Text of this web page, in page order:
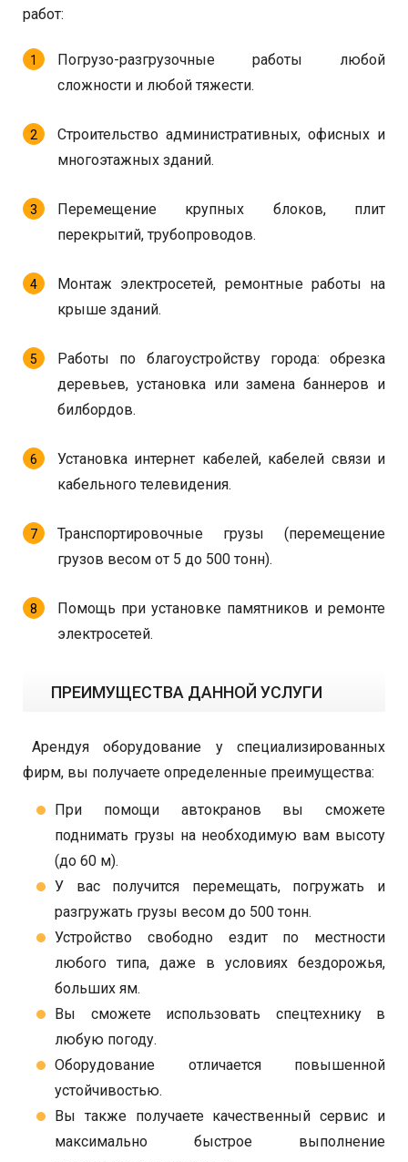
работ:
Погрузо-разгрузочные работы любой
сложности и любой тяжести.
Строительство административных, офисных и
многоэтажных зданий.
Перемещение крупных блоков, плит
перекрытий, трубопроводов.
Монтаж электросетей, ремонтные работы на
крыше зданий.
Работы по благоустройству города: обрезка
деревьев, установка или замена баннеров и
билбордов.
Установка интернет кабелей, кабелей связи и
кабельного телевидения.
Транспортировочные грузы (перемещение
грузов весом от 5 до 500 тонн).
Помощь при установке памятников и ремонте
электросетей.
ПРЕИМУЩЕСТВА ДАННОЙ УСЛУГИ
Арендуя оборудование у специализированных
фирм, вы получаете определенные преимущества:
При помощи автокранов вы сможете
поднимать грузы на необходимую вам высоту
(до 60 м).
У вас получится перемещать, погружать и
разгружать грузы весом до 500 тонн.
Устройство свободно ездит по местности
любого типа, даже в условиях бездорожья,
больших ям.
Вы сможете использовать спецтехнику в
любую погоду.
Оборудование отличается повышенной
устойчивостью.
Вы также получаете качественный сервис и
максимально быстрое выполнение